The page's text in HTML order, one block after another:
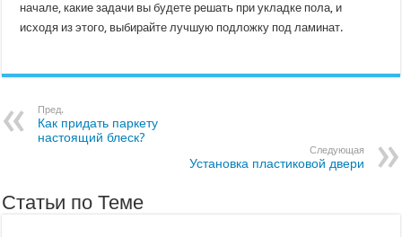
начале, какие задачи вы будете решать при укладке пола, и
исходя из этого, выбирайте лучшую подложку под ламинат.
Пред.
Как придать паркету
настоящий блеск?
Следующая
Установка пластиковой двери
Статьи по Теме